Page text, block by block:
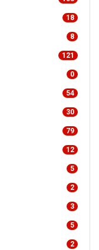
18
8
121
0
54
30
79
12
5
2
3
5
2